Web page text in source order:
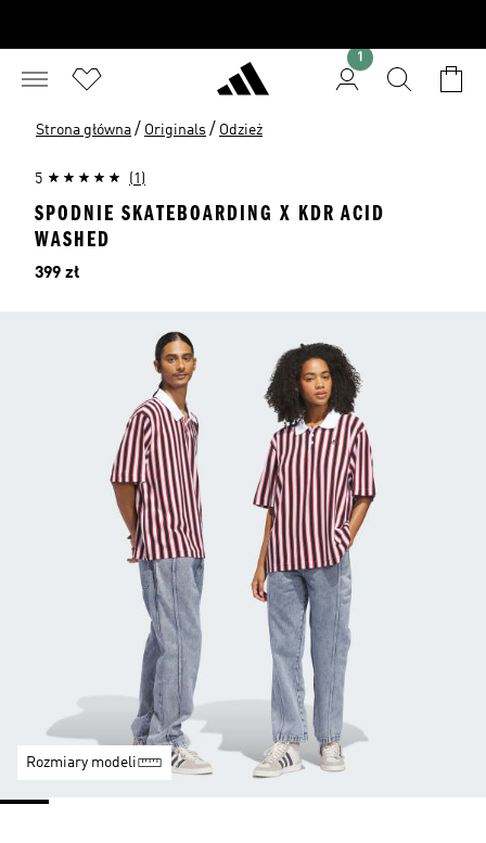
1
Strona główna / Originals / Odzież
5 (1)
SPODNIE SKATEBOARDING X KDR ACID
WASHED
Cena
399 zł
Rozmiary modeli